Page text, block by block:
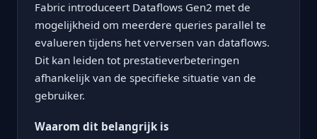
Fabric introduceert Dataflows Gen2 met de
mogelijkheid om meerdere queries parallel te
evalueren tijdens het verversen van dataflows.
Dit kan leiden tot prestatieverbeteringen
afhankelijk van de specifieke situatie van de
gebruiker.
Waarom dit belangrijk is